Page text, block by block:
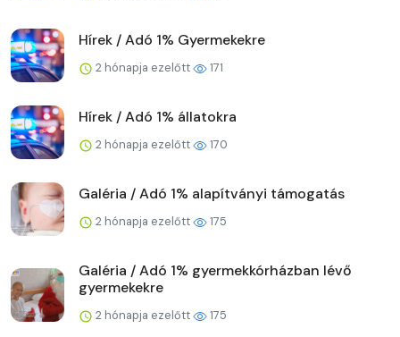
Hírek / Adó 1% Gyermekekre
2 hónapja ezelőtt 171
Hírek / Adó 1% állatokra
2 hónapja ezelőtt 170
Galéria / Adó 1% alapítványi támogatás
2 hónapja ezelőtt 175
Galéria / Adó 1% gyermekkórházban lévő
gyermekekre
2 hónapja ezelőtt 175